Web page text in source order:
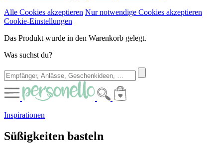
Alle Cookies akzeptieren Nur notwendige Cookies akzeptieren
Cookie-Einstellungen
Das Produkt wurde in den Warenkorb gelegt.
Was suchst du?
Inspirationen
Süßigkeiten basteln